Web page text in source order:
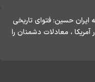
حسین: فتوای تاریخی
، معادلات دشمنان را